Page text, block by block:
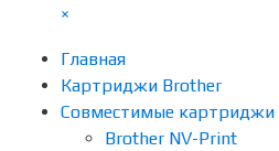
×
Главная
Картриджи Brother
Совместимые картриджи
Brother NV-Print